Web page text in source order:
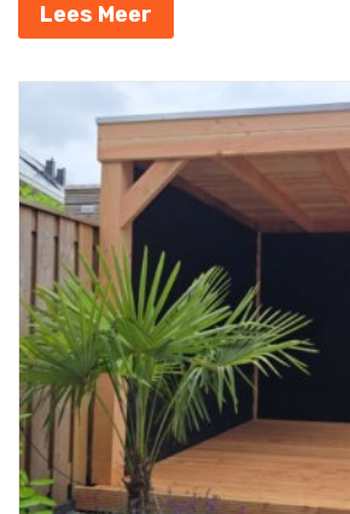
Lees Meer